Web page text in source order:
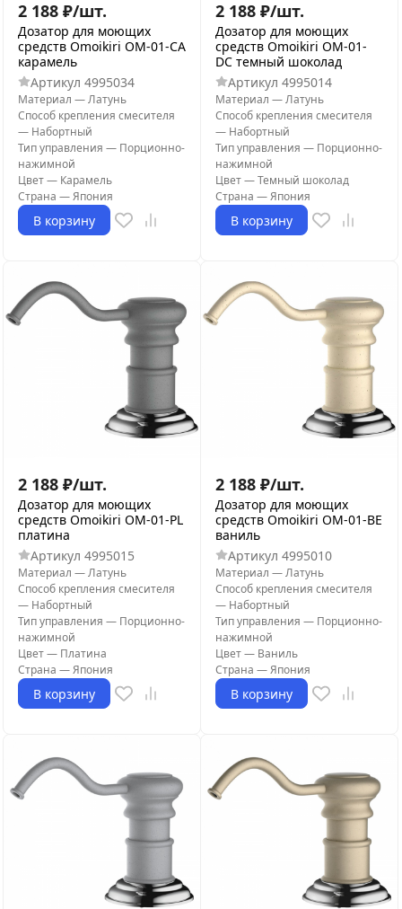
2 188 ₽/шт.
Дозатор для моющих
средств Omoikiri OM-01-CA
карамель
Артикул 4995034
Материал —Латунь
Способ крепления смесителя
— Набортный
Тип управления — Порционно-
нажимной
Цвет— Карамель
Страна —Япония
В корзину
2 188 ₽/шт.
Дозатор для моющих
средств Omoikiri OM-01-
DC темный шоколад
Артикул 4995014
Материал —Латунь
Способ крепления смесителя
— Набортный
Тип управления — Порционно-
нажимной
Цвет—Темный шоколад
Страна —Япония
В корзину
2 188 ₽/шт.
Дозатор для моющих
средств Omoikiri OM-01-PL
платина
Артикул 4995015
Материал —Латунь
Способ крепления смесителя
— Набортный
Тип управления — Порционно-
нажимной
Цвет— Платина
Страна —Япония
В корзину
2 188 ₽/шт.
Дозатор для моющих
средств Omoikiri OM-01-BE
ваниль
Артикул 4995010
Материал —Латунь
Способ крепления смесителя
— Набортный
Тип управления — Порционно-
нажимной
Цвет— Ваниль
Страна —Япония
В корзину